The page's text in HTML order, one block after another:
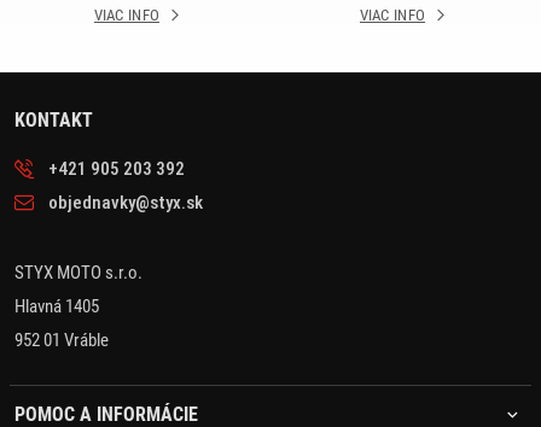
VIAC INFO VIAC INFO
KONTAKT
+421 905 203 392
objednavky@styx.sk
STYX MOTO s.r.o.
Hlavná 1405
952 01 Vráble
POMOC A INFORMÁCIE